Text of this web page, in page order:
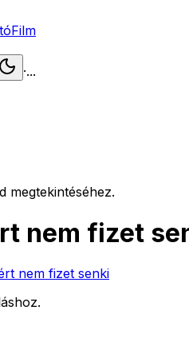
Film
·...
megtekintéséhez.
nem fizet
nem fizet senki